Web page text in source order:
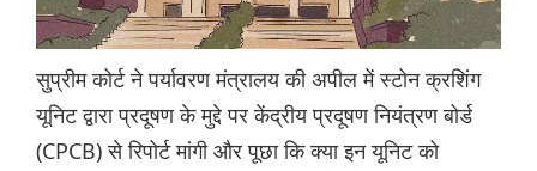
सुप्रीम कोर्ट ने पर्यावरण मंत्रालय की अपील में स्टोन क्रशिंग
यूनिट द्वारा प्रदूषण के मुद्दे पर केंद्रीय प्रदूषण नियंत्रण बोर्ड
(CPCB) से रिपोर्ट मांगी और पूछा कि क्या इन यूनिट को